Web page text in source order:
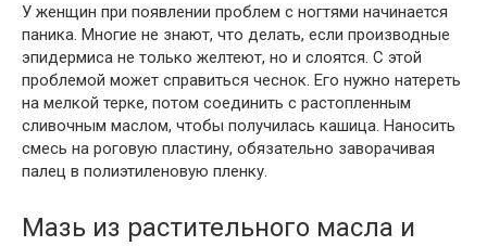
У женщин при появлении проблем с ногтями начинается
паника. Многие не знают, что делать, если производные
эпидермиса не только желтеют, но и слоятся. С этой
проблемой может справиться чеснок. Его нужно натереть
на мелкой терке, потом соединить с растопленным
сливочным маслом, чтобы получилась кашица. Наносить
смесь на роговую пластину, обязательно заворачивая
палец в полиэтиленовую пленку.
Мазь из растительного масла и